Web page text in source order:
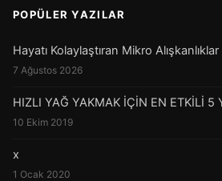
POPÜLER YAZILAR
Hayatı Kolaylaştıran Mikro Alışkanlıklar
7 Ağustos 2026
HIZLI YAĞ YAKMAK İÇİN EN ETKİLİ 5
10 Ekim 2019
x
1 Ocak 2020